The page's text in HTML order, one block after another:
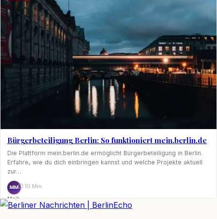
Bürgerbeteiligung Berlin: So funktioniert mein.berlin.de
Die Plattform mein.berlin.de ermöglicht Bürgerbeteiligung in Berlin.
Erfahre, wie du dich einbringen kannst und welche Projekte aktuell
zur…
MM
Maik
Möhring
⏱ 10 Min.